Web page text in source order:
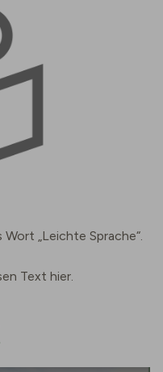
„Leichte Sprache“.
Text hier.